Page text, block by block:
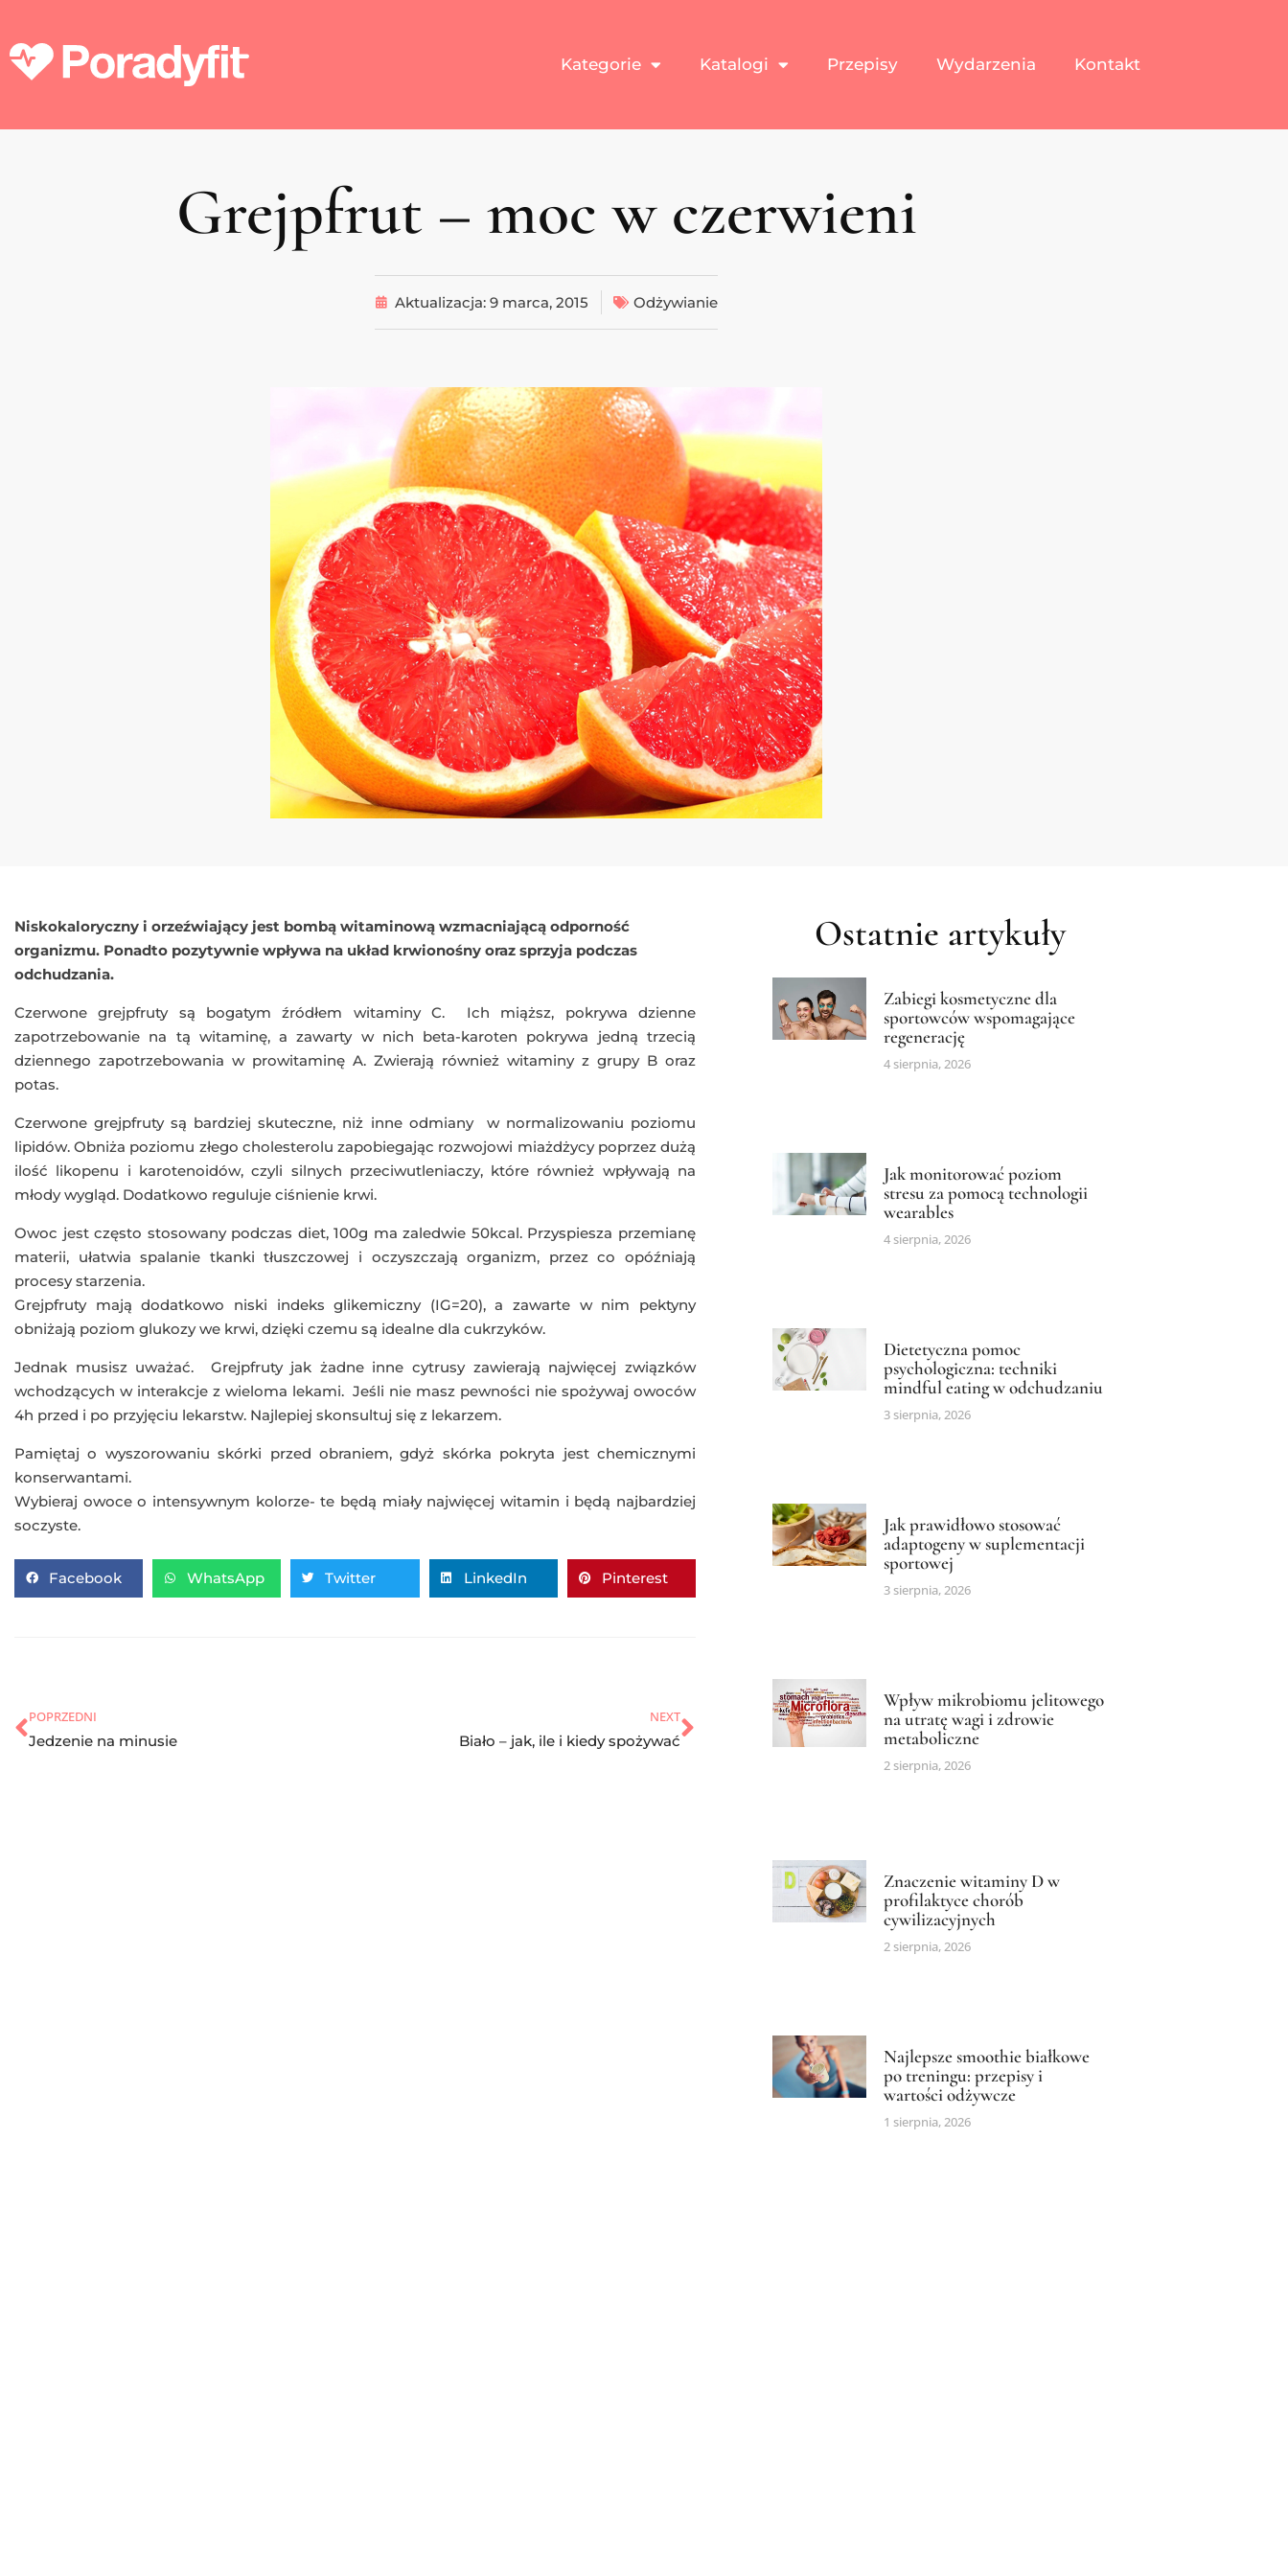
Kategorie Katalogi Przepisy Wydarzenia Kontakt
Grejpfrut – moc w czerwieni
Aktualizacja: 9 marca, 2015 Odżywianie
Niskokaloryczny i orzeźwiający jest bombą witaminową wzmacniającą odporność
organizmu. Ponadto pozytywnie wpływa na układ krwionośny oraz sprzyja podczas
odchudzania.
Czerwone grejpfruty są bogatym źródłem witaminy C. Ich miąższ, pokrywa dzienne
zapotrzebowanie na tą witaminę, a zawarty w nich beta-karoten pokrywa jedną trzecią
dziennego zapotrzebowania w prowitaminę A. Zwierają również witaminy z grupy B oraz
potas.
Czerwone grejpfruty są bardziej skuteczne, niż inne odmiany w normalizowaniu poziomu
lipidów. Obniża poziomu złego cholesterolu zapobiegając rozwojowi miażdżycy poprzez dużą
ilość likopenu i karotenoidów, czyli silnych przeciwutleniaczy, które również wpływają na
młody wygląd. Dodatkowo reguluje ciśnienie krwi.
Owoc jest często stosowany podczas diet, 100g ma zaledwie 50kcal. Przyspiesza przemianę
materii, ułatwia spalanie tkanki tłuszczowej i oczyszczają organizm, przez co opóźniają
procesy starzenia.
Grejpfruty mają dodatkowo niski indeks glikemiczny (IG=20), a zawarte w nim pektyny
obniżają poziom glukozy we krwi, dzięki czemu są idealne dla cukrzyków.
Jednak musisz uważać. Grejpfruty jak żadne inne cytrusy zawierają najwięcej związków
wchodzących w interakcje z wieloma lekami. Jeśli nie masz pewności nie spożywaj owoców
4h przed i po przyjęciu lekarstw. Najlepiej skonsultuj się z lekarzem.
Pamiętaj o wyszorowaniu skórki przed obraniem, gdyż skórka pokryta jest chemicznymi
konserwantami.
Wybieraj owoce o intensywnym kolorze- te będą miały najwięcej witamin i będą najbardziej
soczyste.
Facebook WhatsApp Twitter LinkedIn Pinterest
POPRZEDNI
Jedzenie na minusie
NEXT
Biało – jak, ile i kiedy spożywać
Ostatnie artykuły
Zabiegi kosmetyczne dla
sportowców wspomagające
regenerację
4 sierpnia, 2026
Jak monitorować poziom
stresu za pomocą technologii
wearables
4 sierpnia, 2026
Dietetyczna pomoc
psychologiczna: techniki
mindful eating w odchudzaniu
3 sierpnia, 2026
Jak prawidłowo stosować
adaptogeny w suplementacji
sportowej
3 sierpnia, 2026
Wpływ mikrobiomu jelitowego
na utratę wagi i zdrowie
metaboliczne
2 sierpnia, 2026
Znaczenie witaminy D w
profilaktyce chorób
cywilizacyjnych
2 sierpnia, 2026
Najlepsze smoothie białkowe
po treningu: przepisy i
wartości odżywcze
1 sierpnia, 2026